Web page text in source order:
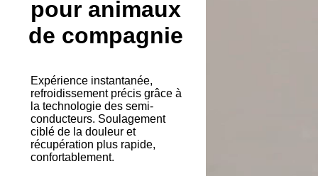
pour animaux
de compagnie
Expérience instantanée,
refroidissement précis grâce à
la technologie des semi-
conducteurs. Soulagement
ciblé de la douleur et
récupération plus rapide,
confortablement.